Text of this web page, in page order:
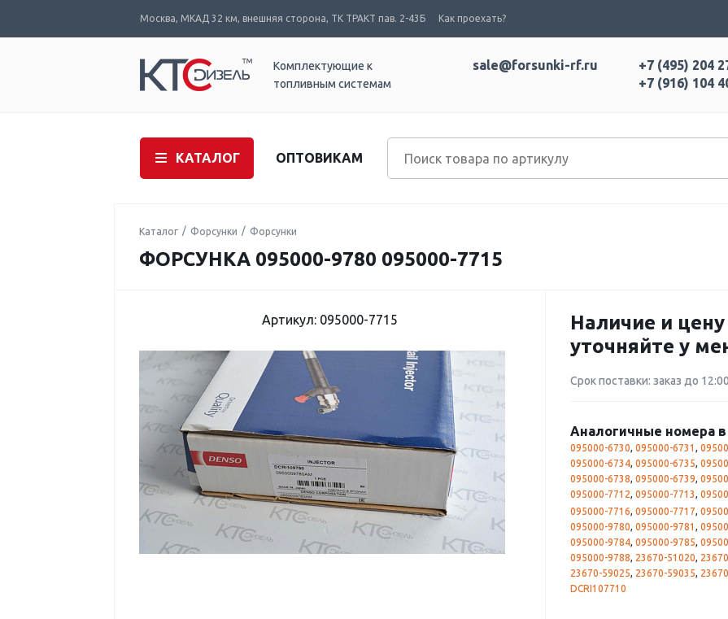
Москва, МКАД 32 км, внешняя сторона, ТК ТРАКТ пав. 2-43Б Как проехать?
Комплектующие к
топливным системам
+7 (495) 204
+7 (916) 104
sale@forsunki-rf.ru
КАТАЛОГ ОПТОВИКАМ
Каталог Форсунки Форсунки
ФОРСУНКА 095000-9780 095000-7715
Артикул: 095000-7715
Наличие и цену
уточняйте у
Срок поставки: заказ до
Аналогичные номера в
095000-6730, 095000-6731 ,
095000-6734, 095000-6735,
095000-6738, 095000-6739,
095000-7712, 095000-7713,
095000-7716, 095000-7717,
095000-9780, 095000-9781 ,
095000-9784, 095000-9785,
095000-9788, 23670-51020,
23670-59025, 23670-59035,
DCRI107710